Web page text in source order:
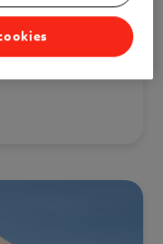
les chèques-